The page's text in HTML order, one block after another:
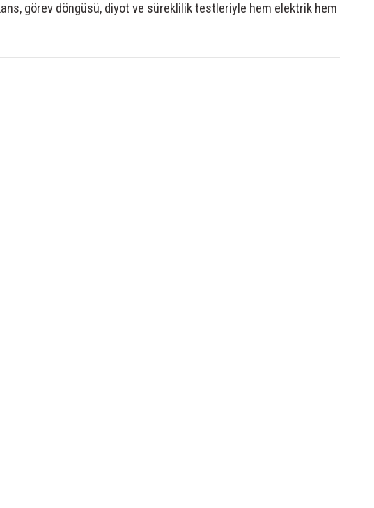
görev döngüsü, diyot ve süreklilik testleriyle hem elektrik hem